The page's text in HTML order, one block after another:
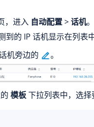
，进入 自动配置>话机。
到的 IP 话机显示在列表
机旁边的
。
模板下拉列表中，选